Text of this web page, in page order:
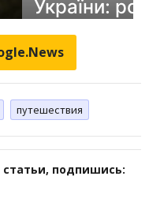
путешествия
статьи, подпишись: